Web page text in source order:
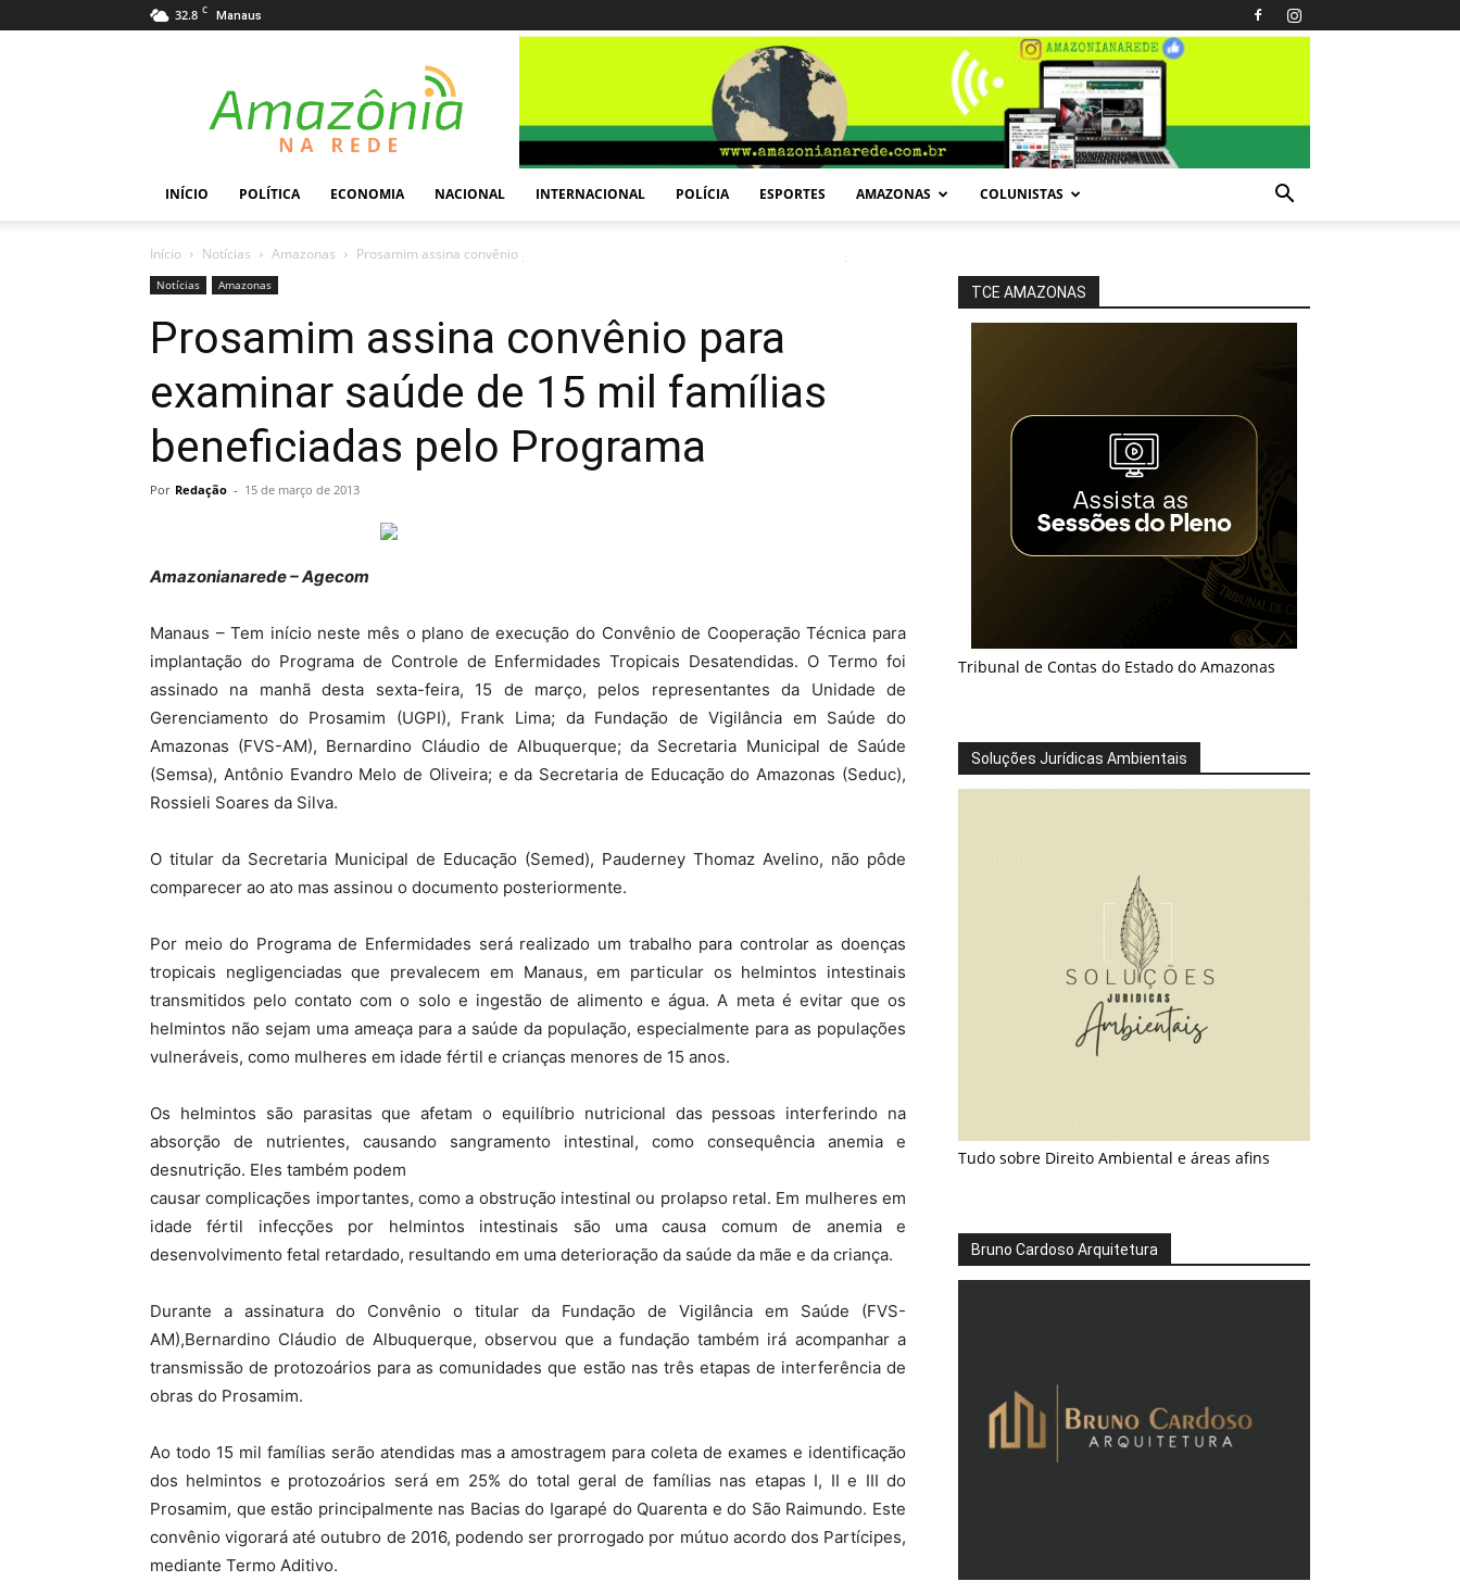
32.8 C Manaus
Rede
INÍCIO POLÍTICA ECONOMIA NACIONAL INTERNACIONAL POLÍCIA ESPORTES AMAZONAS COLUNISTAS
Início Notícias Amazonas Prosamim assina convênio para examinar saúde de 15 mil famílias beneficiadas pelo...
Notícias Amazonas
Prosamim assina convênio para
examinar saúde de 15 mil famílias
beneficiadas pelo Programa
Por Redação - 15 de março de 2013
Amazonianarede – Agecom
Manaus – Tem início neste mês o plano de execução do Convênio de Cooperação Técnica para
implantação do Programa de Controle de Enfermidades Tropicais Desatendidas. O Termo foi
assinado na manhã desta sexta-feira, 15 de março, pelos representantes da Unidade de
Gerenciamento do Prosamim (UGPI), Frank Lima; da Fundação de Vigilância em Saúde do
Amazonas (FVS-AM), Bernardino Cláudio de Albuquerque; da Secretaria Municipal de Saúde
(Semsa), Antônio Evandro Melo de Oliveira; e da Secretaria de Educação do Amazonas (Seduc),
Rossieli Soares da Silva.
O titular da Secretaria Municipal de Educação (Semed), Pauderney Thomaz Avelino, não pôde
comparecer ao ato mas assinou o documento posteriormente.
Por meio do Programa de Enfermidades será realizado um trabalho para controlar as doenças
tropicais negligenciadas que prevalecem em Manaus, em particular os helmintos intestinais
transmitidos pelo contato com o solo e ingestão de alimento e água. A meta é evitar que os
helmintos não sejam uma ameaça para a saúde da população, especialmente para as populações
vulneráveis, como mulheres em idade fértil e crianças menores de 15 anos.
Os helmintos são parasitas que afetam o equilíbrio nutricional das pessoas interferindo na
absorção de nutrientes, causando sangramento intestinal, como consequência anemia e
desnutrição. Eles também podem
causar complicações importantes, como a obstrução intestinal ou prolapso retal. Em mulheres em
idade fértil infecções por helmintos intestinais são uma causa comum de anemia e
desenvolvimento fetal retardado, resultando em uma deterioração da saúde da mãe e da criança.
Durante a assinatura do Convênio o titular da Fundação de Vigilância em Saúde (FVS-
AM),Bernardino Cláudio de Albuquerque, observou que a fundação também irá acompanhar a
transmissão de protozoários para as comunidades que estão nas três etapas de interferência de
obras do Prosamim.
Ao todo 15 mil famílias serão atendidas mas a amostragem para coleta de exames e identificação
dos helmintos e protozoários será em 25% do total geral de famílias nas etapas I, II e III do
Prosamim, que estão principalmente nas Bacias do Igarapé do Quarenta e do São Raimundo. Este
convênio vigorará até outubro de 2016, podendo ser prorrogado por mútuo acordo dos Partícipes,
mediante Termo Aditivo.
TCE AMAZONAS
Tribunal de Contas do Estado do Amazonas
Soluções Jurídicas Ambientais
Tudo sobre Direito Ambiental e áreas afins
Bruno Cardoso Arquitetura